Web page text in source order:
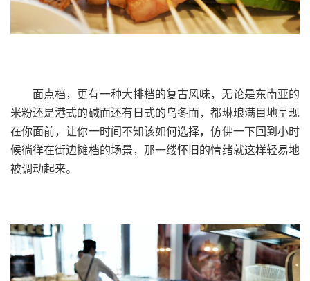
面点档，更有一种大排档的复古风味，无论是东南亚的
米粉还是港式的碱面还有日式的乌冬面，都琳琅满目地呈现
在你面前，让你一时间不知该如何选择，仿佛一下回到小时
候徜徉在街边摊档的场景，那一缕怀旧的情绪就这样轻易地
被调动起来。